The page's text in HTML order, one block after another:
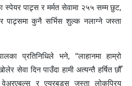
स्पेयर पाट्र्स र मर्मत सेवामा २५५ सम्म छुट,
पाट्र्समा कुनै सर्भिस शुल्क नलाग्ने जस्ता
प्रतिनिधिले भने, “लाहानमा हाम्रो
सेवा दिन पाउँदा हामी अत्यन्तै हर्षित छौँ
वेअरएबल्स र एयरबड्स जस्ता लोकप्रिय